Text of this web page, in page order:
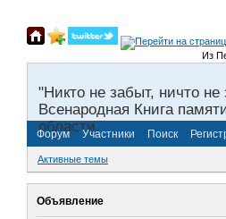
Из
"Никто не забыт, ничто не
Всенародная Книга
области.
Форум Участники Поиск
Активные темы
Объявление